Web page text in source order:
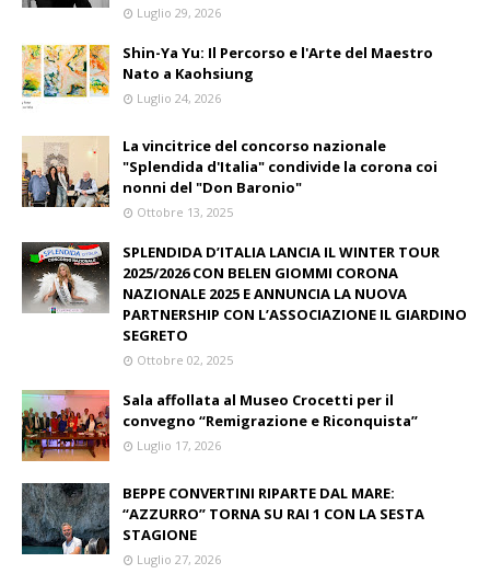
Luglio 29, 2026
Shin-Ya Yu: Il Percorso e l'Arte del Maestro
Nato a Kaohsiung
Luglio 24, 2026
La vincitrice del concorso nazionale
"Splendida d'Italia" condivide la corona coi
nonni del "Don Baronio"
Ottobre 13, 2025
SPLENDIDA D’ITALIA LANCIA IL WINTER TOUR
2025/2026 CON BELEN GIOMMI CORONA
NAZIONALE 2025 E ANNUNCIA LA NUOVA
PARTNERSHIP CON L’ASSOCIAZIONE IL GIARDINO
SEGRETO
Ottobre 02, 2025
Sala affollata al Museo Crocetti per il
convegno “Remigrazione e Riconquista”
Luglio 17, 2026
BEPPE CONVERTINI RIPARTE DAL MARE:
“AZZURRO” TORNA SU RAI 1 CON LA SESTA
STAGIONE
Luglio 27, 2026